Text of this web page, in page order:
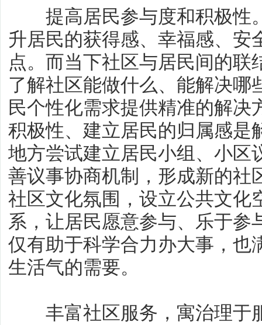
提高居民参与度和积极性
升居民的获得感、幸福感、安
点。而当下社区与居民间的联
了解社区能做什么、能解决哪
民个性化需求提供精准的解决
积极性、建立居民的归属感是
地方尝试建立居民小组、小区
善议事协商机制，形成新的社
社区文化氛围，设立公共文化
系，让居民愿意参与、乐于参
仅有助于科学合力办大事，也
生活气的需要。
丰富社区服务，寓治理于